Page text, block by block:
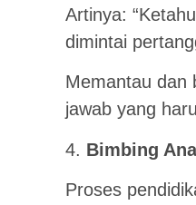
Artinya:
dimintai
Memantau dan
jawab yang
4. Bimbing
Proses